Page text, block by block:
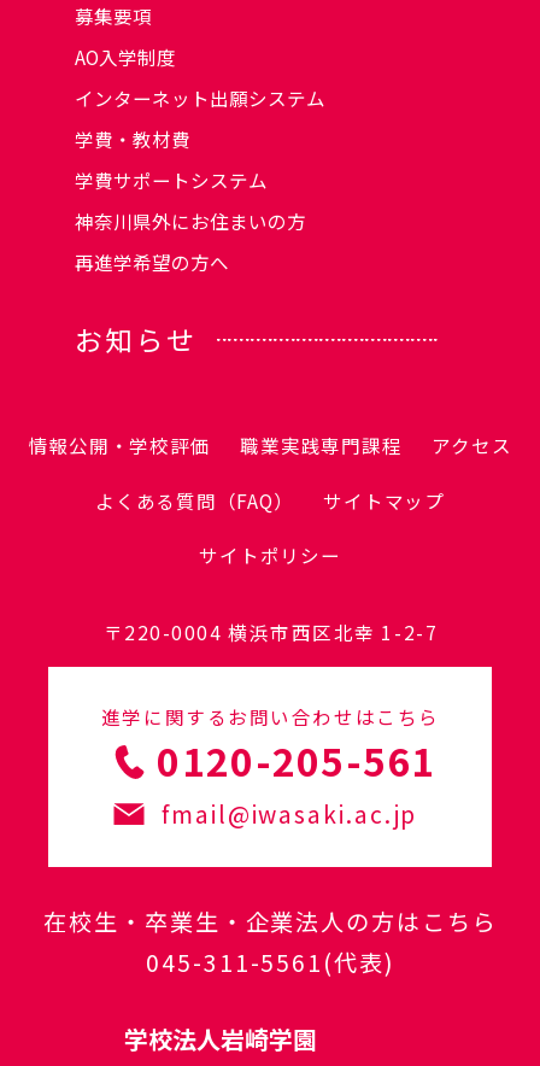
募集要項
AO入学制度
インターネット出願システム
学費・教材費
学費サポートシステム
神奈川県外にお住まいの方
再進学希望の方へ
お知らせ
情報公開・学校評価 職業実践専門課程 アクセス
よくある質問（FAQ） サイトマップ
サイトポリシー
〒220-0004 横浜市西区北幸 1-2-7
進学に関するお問い合わせはこちら
0120-205-561
fmail@iwasaki.ac.jp
在校生・卒業生・企業法人の方はこちら
045-311-5561(代表)
学校法人岩崎学園